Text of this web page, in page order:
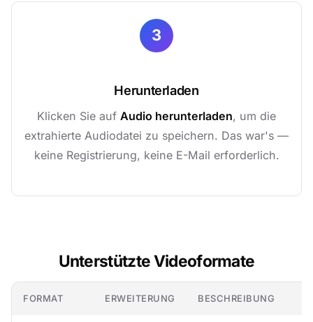
3
Herunterladen
Klicken Sie auf Audio herunterladen, um die
extrahierte Audiodatei zu speichern. Das war's —
keine Registrierung, keine E-Mail erforderlich.
Unterstützte Videoformate
FORMAT ERWEITERUNG BESCHREIBUNG